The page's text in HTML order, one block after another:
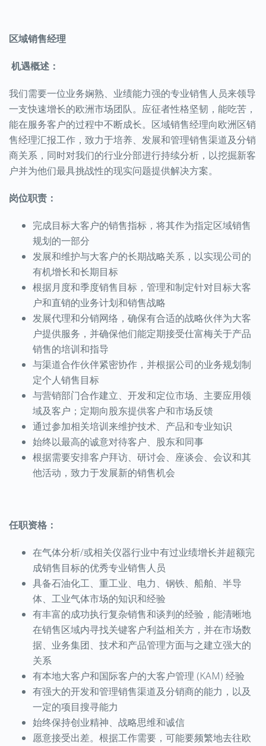
区域销售经理
机遇概述：
我们需要一位业务娴熟、 业绩能力强的专业销售人员来领导
一支快速增长的欧洲市场团队。 应征者性格坚韧，能吃苦 ，
能在服务客户的过程中不断成长。区域销售经理向欧洲区销
售经理汇报工作 ， 致力于培养、发展和管理销售渠道及分销
商关系，同时对我们的行业分部进行持续分析， 以挖掘新客
户并为他们最具挑战性的现实问题提供解决方案。
岗位职责：
完成目标大客户的销售指标，将其作为指定区域销售
规划的一部分
发展和维护与大客户的长期战略关系，以实现公司的
有机增长和长期目标
根据月度和季度销售目标，管理和制定针对目标大客
户和直销的业务计划和销售战略
发展代理和分销网络，确保有合适的战略伙伴为大客
户提供服务，并确保他们能定期接受仕富梅关于产品
销售的培训和指导
与渠道合作伙伴紧密协作， 并根据公司的业务规划制
定个人销售目标
与营销部门合作建立、开发和定位市场、主要应用领
域及客户；定期向股东提供客户和市场反馈
通过参加相关培训来维护技术、产品和专业知识
始终以最高的诚意对待客户、股东和同事
根据需要安排客户拜访、研讨会、座谈会、会议和其
他活动， 致力于发展新的销售机会
任职资格：
在气体分析/或相关仪器行业中有过业绩增长并超额完
成销售目标的优秀专业销售人员
具备石油化工、重工业、电力、钢铁、船舶、半导
体、工业气体市场的知识和经验
有丰富的成功执行复杂销售和谈判的经验，能清晰地
在销售区域内寻找关键客户利益相关方 ， 并在市场数
据、业务集团、技术和产品管理方面与之建立强大的
关系
有本地大客户和国际客户的大客户管理 (KAM) 经验
有强大的开发和管理销售渠道及分销商的能力，以及
一定的项目搜寻能力
始终保持创业精神、战略思维和诚信
愿意接受出差。 根据工作需要 ， 可能要频繁地去往欧